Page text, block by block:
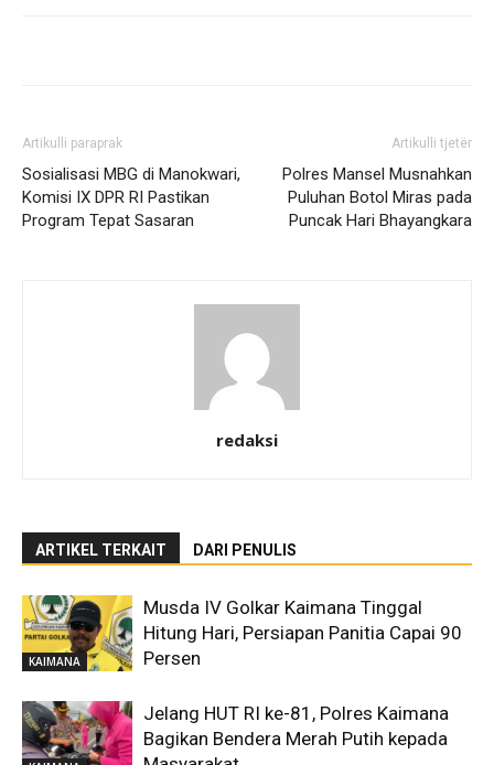
Artikulli paraprak
Sosialisasi MBG di Manokwari,
Komisi IX DPR RI Pastikan
Program Tepat Sasaran
Artikulli tjetër
Polres Mansel Musnahkan
Puluhan Botol Miras pada
Puncak Hari Bhayangkara
redaksi
ARTIKEL TERKAIT DARI PENULIS
KAIMANA
Musda IV Golkar Kaimana Tinggal
Hitung Hari, Persiapan Panitia Capai 90
Persen
Jelang HUT RI ke-81, Polres Kaimana
Bagikan Bendera Merah Putih kepada